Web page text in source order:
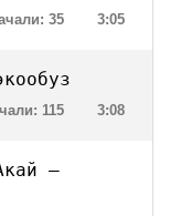
3:05
35
3:08
115
—